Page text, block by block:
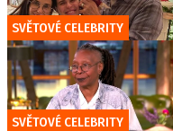
SVĚTOVÉ CELEBRITY
SVĚTOVÉ CELEBRITY